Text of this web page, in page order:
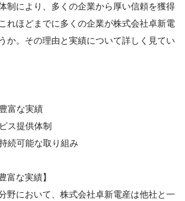
制により、多くの企業から厚い信頼を獲得
れほどまでに多くの企業が株式会社卓新電
か。その理由と実績について詳しく見てい
富な実績
ス提供体制
続可能な取り組み
富な実績】
野において、株式会社卓新電産は他社と一